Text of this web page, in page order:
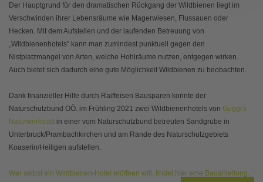
Der Hauptgrund für den dramatischen Rückgang der Wildbienen liegt im
Verschwinden ihrer Lebensräume wie Magerwiesen, Flussauen oder
Hecken. Mit dem Aufstellen und der laufenden Betreuung von
„Wildbienenhotels" kann man zumindest punktuell gegen den
Nistplatzmangel von Arten, welche Hohlräume nutzen, entgegen wirken.
Auch bietet sich dadurch eine gute Möglichkeit Wildbienen zu beobachten.
Dank finanzieller Hilfe durch Raiffeisen Bausparen konnte der
Naturschutzbund OÖ. im Frühling 2021 zwei Wildbienenhotels von Guggi's
Naturwerkstatt in einer vom Naturschutzbund betreuten Sandgrube in
Unterbruck/Prambachkirchen und am Rande des Naturschutzgebiets
Koaserin/Heiligen aufstellen.
Wer selbst ein Wildbienen-Hotel eröffnen will, findet hier eine Bauanleitung.